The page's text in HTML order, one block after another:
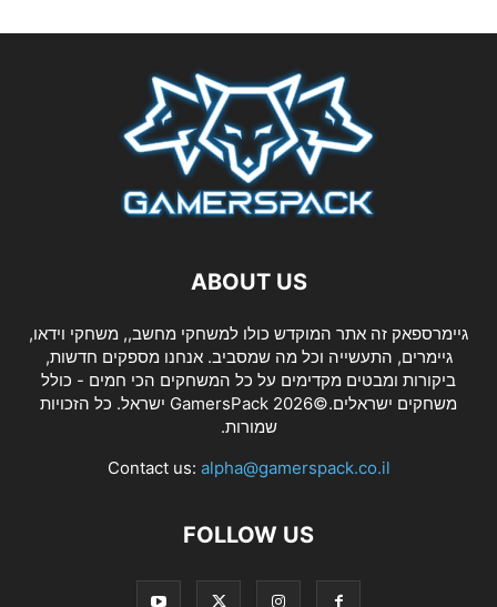
ABOUT US
גיימרספאק זה אתר המוקדש כולו למשחקי מחשב,, משחקי וידאו,
גיימרים, התעשייה וכל מה שמסביב. אנחנו מספקים חדשות,
ביקורות ומבטים מקדימים על כל המשחקים הכי חמים - כולל
משחקים ישראלים.©2026 GamersPack ישראל. כל הזכויות
שמורות.
Contact us: alpha@gamerspack.co.il
FOLLOW US